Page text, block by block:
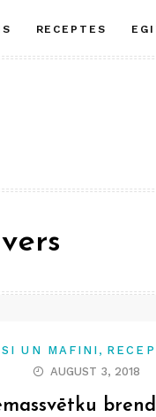
RECEPTES
UN MAFINI ,
AUGUST 3, 2018